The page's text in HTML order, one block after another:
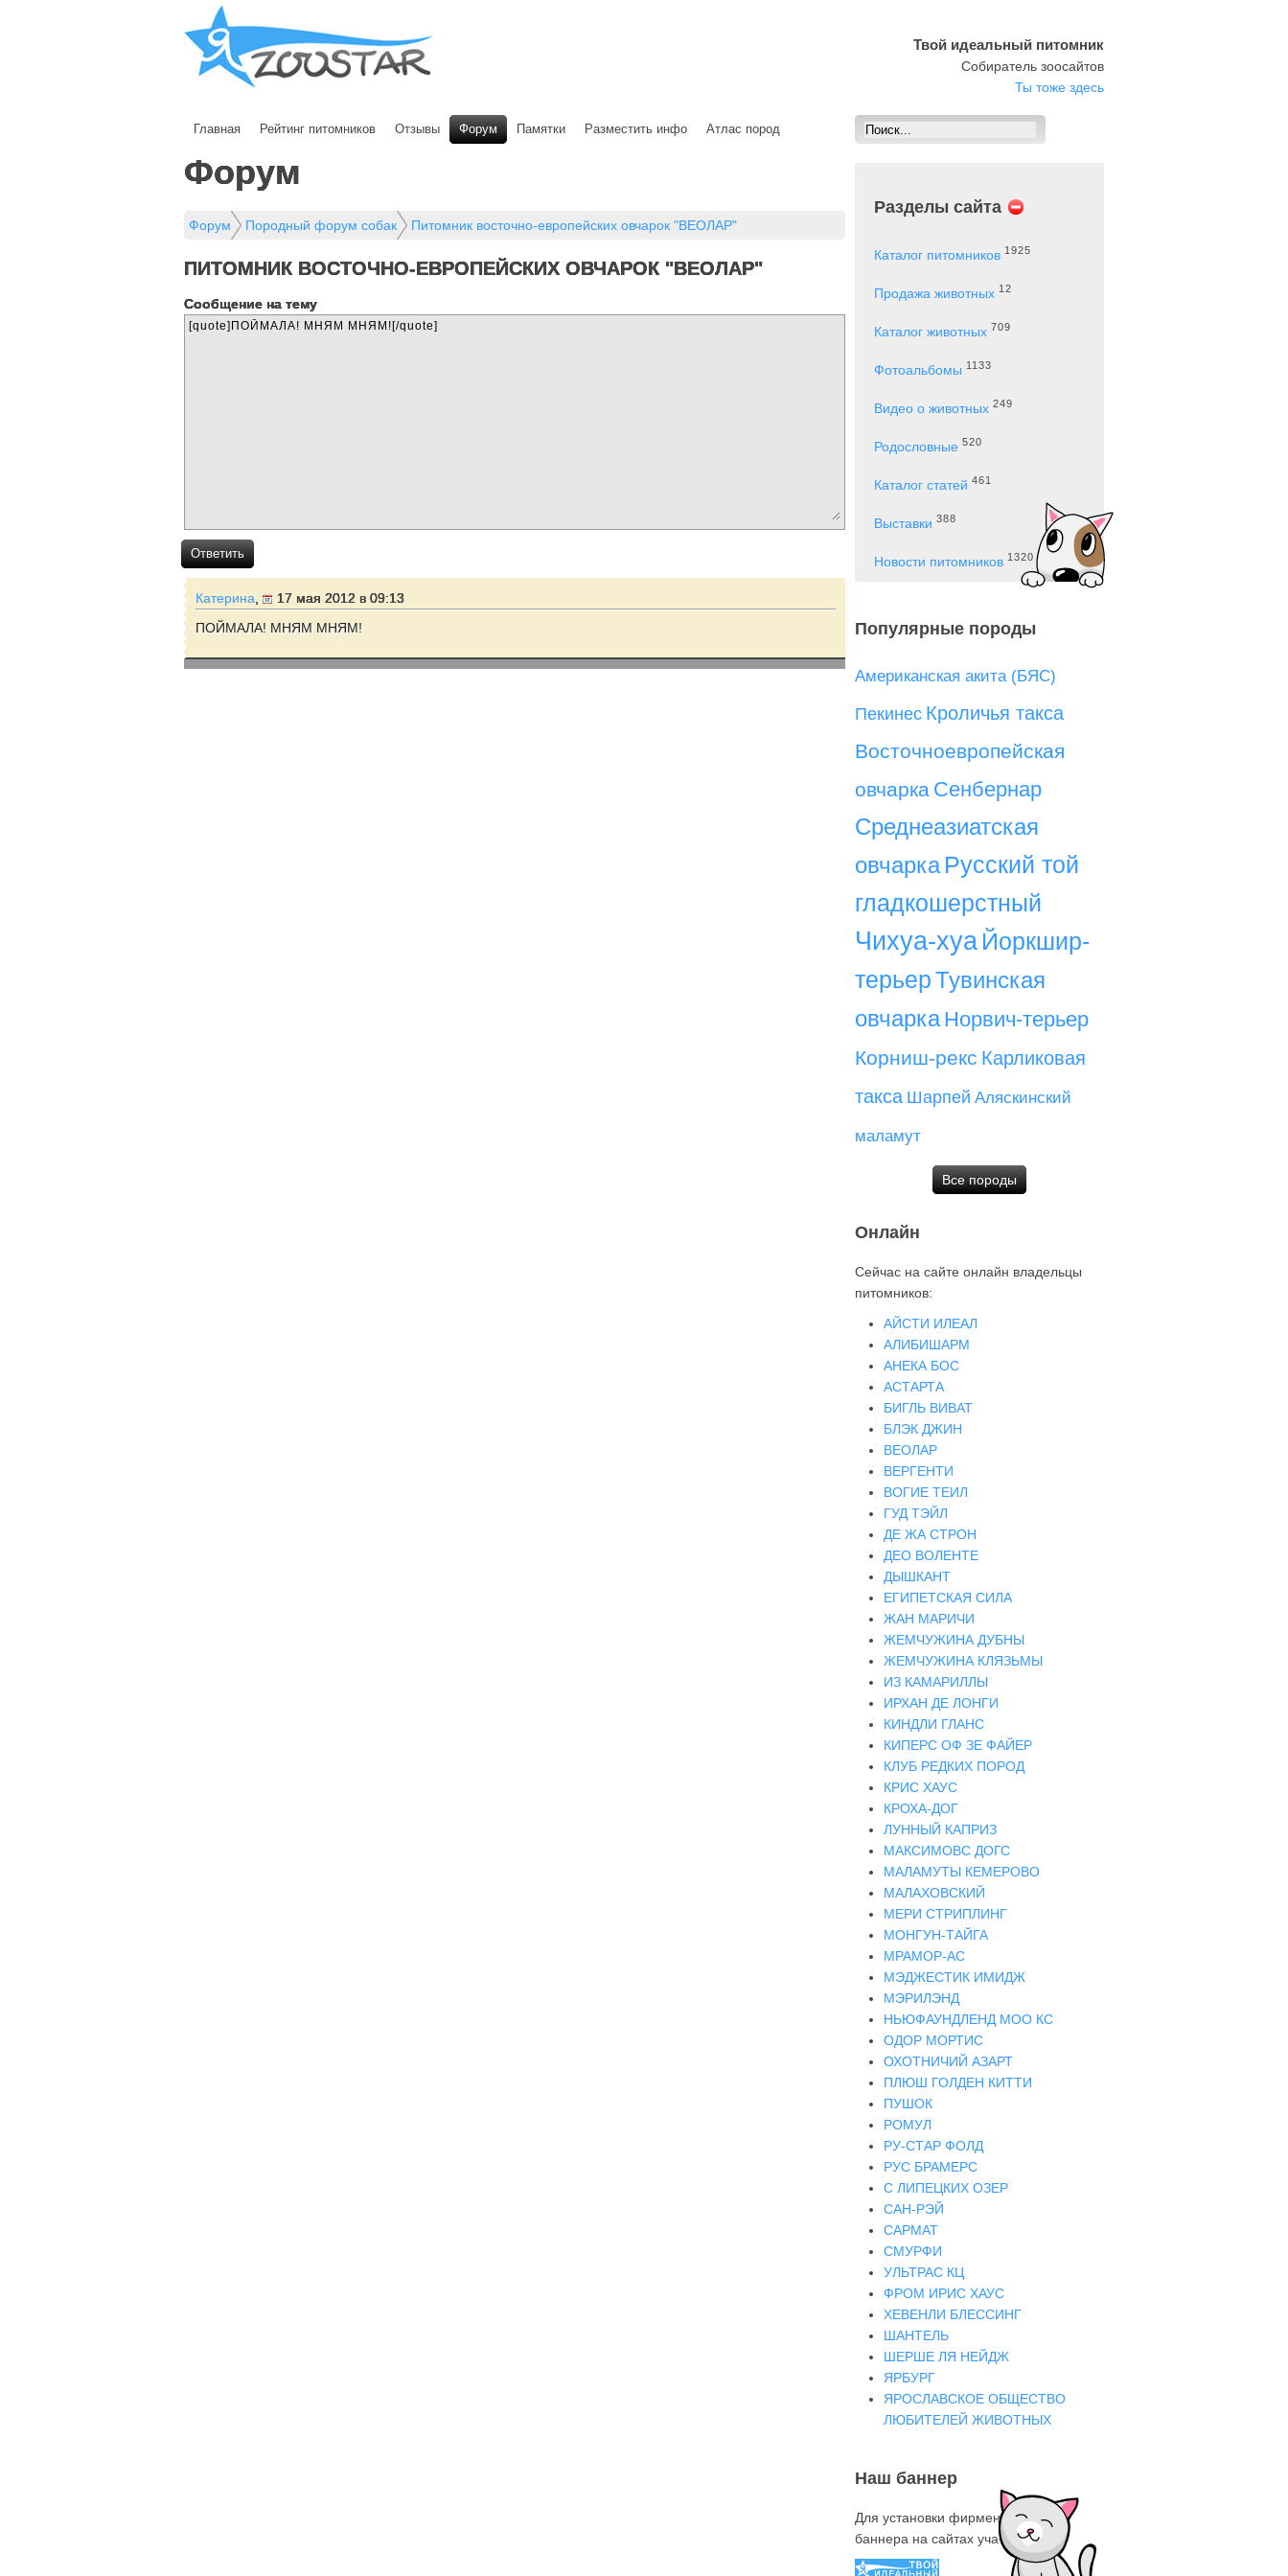
Твой идеальный питомник
Собиратель зоосайтов
Ты тоже здесь
Главная Рейтинг питомников Отзывы Форум Памятки Разместить инфо Атлас пород
Форум
Форум Породный форум собак Питомник восточно-европейских овчарок "ВЕОЛАР"
ПИТОМНИК ВОСТОЧНО-ЕВРОПЕЙСКИХ ОВЧАРОК "ВЕОЛАР"
Cообщение на тему
Ответить
Катерина
17 мая 2012 в 09:13
ПОЙМАЛА! МНЯМ МНЯМ!
Разделы сайта
Каталог питомников 1925
Продажа животных 12
Каталог животных 709
Фотоальбомы 1133
Видео о животных 249
Родословные 520
Каталог статей 461
Выставки 388
Новости питомников 1320
Популярные породы
Американская акита (БЯС)
Пекинес Кроличья такса
Восточноевропейская
овчарка Сенбернар
Среднеазиатская
овчарка Русский той
гладкошерстный
Чихуа-хуа Йоркшир-
терьерТувинская
овчарка Норвич-терьер
Корниш-рекс Карликовая
такса Шарпей Аляскинский
маламут
Все породы
Онлайн
Сейчас на сайте онлайн владельцы
питомников:
АЙСТИ ИЛЕАЛ
АЛИБИШАРМ
АНЕКА БОС
АСТАРТА
БИГЛЬ ВИВАТ
БЛЭК ДЖИН
ВЕОЛАР
ВЕРГЕНТИ
ВОГИЕ ТЕИЛ
ГУД ТЭЙЛ
ДЕ ЖА СТРОН
ДЕО ВОЛЕНТЕ
ДЫШКАНТ
ЕГИПЕТСКАЯ СИЛА
ЖАН МАРИЧИ
ЖЕМЧУЖИНА ДУБНЫ
ЖЕМЧУЖИНА КЛЯЗЬМЫ
ИЗ КАМАРИЛЛЫ
ИРХАН ДЕ ЛОНГИ
КИНДЛИ ГЛАНС
КИПЕРС ОФ ЗЕ ФАЙЕР
КЛУБ РЕДКИХ ПОРОД
КРИС ХАУС
КРОХА-ДОГ
ЛУННЫЙ КАПРИЗ
МАКСИМОВС ДОГС
МАЛАМУТЫ КЕМЕРОВО
МАЛАХОВСКИЙ
МЕРИ СТРИПЛИНГ
МОНГУН-ТАЙГА
МРАМОР-АС
МЭДЖЕСТИК ИМИДЖ
МЭРИЛЭНД
НЬЮФАУНДЛЕНД МОО КС
ОДОР МОРТИС
ОХОТНИЧИЙ АЗАРТ
ПЛЮШ ГОЛДЕН КИТТИ
ПУШОК
РОМУЛ
РУ-СТАР ФОЛД
РУС БРАМЕРС
С ЛИПЕЦКИХ ОЗЕР
САН-РЭЙ
САРМАТ
СМУРФИ
УЛЬТРАС КЦ
ФРОМ ИРИС ХАУС
ХЕВЕНЛИ БЛЕССИНГ
ШАНТЕЛЬ
ШЕРШЕ ЛЯ НЕЙДЖ
ЯРБУРГ
ЯРОСЛАВСКОЕ ОБЩЕСТВО
ЛЮБИТЕЛЕЙ ЖИВОТНЫХ
Наш баннер
Для установки фирменного знака-
баннера на сайтах участниках